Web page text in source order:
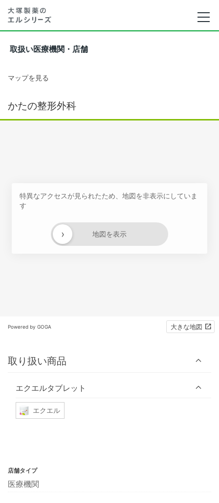
取扱い医療機関・店舗
マップを見る
かたの整形外科
特異なアクセスが見られたため、地図を非表示にしていま
す
地図を表示
›
Powered by GOGA 大きな地図
取り扱い商品
エクエルタブレット
エクエル
店舗タイプ
医療機関